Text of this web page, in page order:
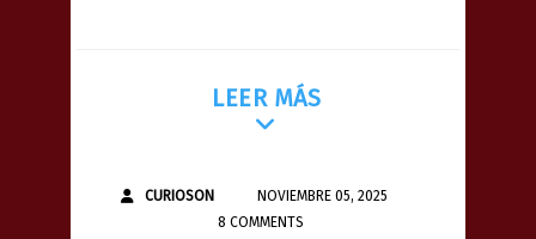
LEER MÁS
CURIOSON
NOVIEMBRE 05, 2025
8 COMMENTS